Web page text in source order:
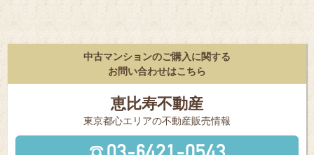
中古マンションのご購入に関する
お問い合わせはこちら
恵比寿不動産
東京都⼼エリアの不動産販売情報